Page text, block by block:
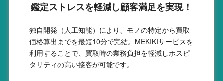
鑑定ストレスを軽減し顧客満足を実現！
独自開発（人工知能）により、モノの特定から買取
価格算出までを最短10分で完結。MEKIKIサービスを
利用することで、買取時の業務負担を軽減しホスピ
タリティの高い接客が可能です。